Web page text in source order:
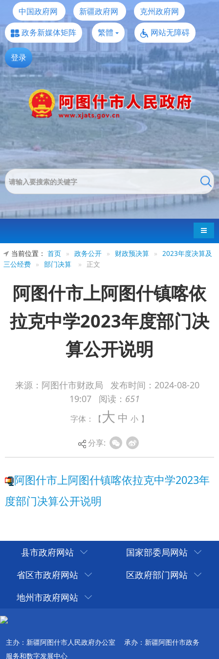
中国政府网 新疆政府网
克州政府网
政务新媒体矩阵
繁體 网站无障碍
登录
导航
当前位置： 首页 » 政务公开 » 财政预决算 »
2023年度决算及
三公经费 » 部门决算 » 正文
阿图什市上阿图什镇喀依
拉克中学2023年度部门决
算公开说明
来源：阿图什市财政局 发布时间： 2024-08-20
19:07
阅读： 651
字体：【大 中 小 】
分享:
阿图什市上阿图什镇喀依拉克中学2023年
度部门决算公开说明
县市政府网站
国家部委局网站
省区市政府网站
区政府部门网站
地州市政府网站
主办：新疆阿图什市人民政府办公室
承办：新疆阿图什市政务
服务和数字发展中心